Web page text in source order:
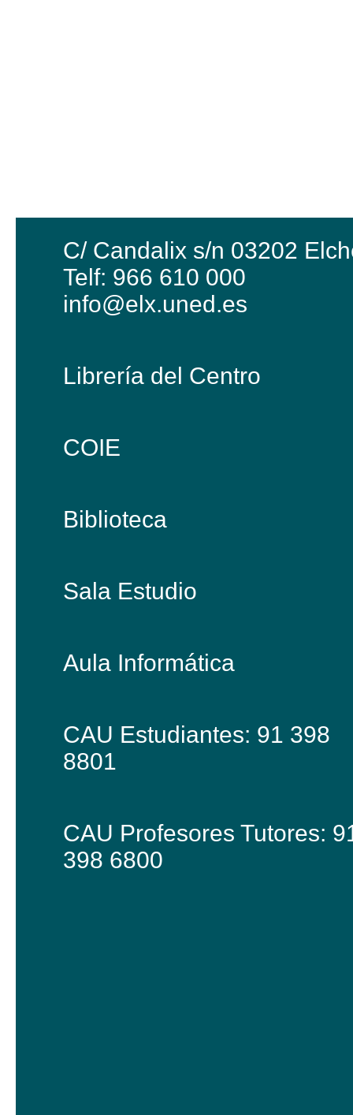
C/ Candalix s/n 03202
Telf: 966 610 000
info@elx.uned.es
Librería del Centro
COIE
Biblioteca
Sala Estudio
Aula Informática
CAU Estudiantes: 91 398
8801
CAU Profesores Tutores:
398 6800